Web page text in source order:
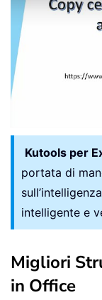
Kutools per
portata di
intelligente e
Migliori
in Office